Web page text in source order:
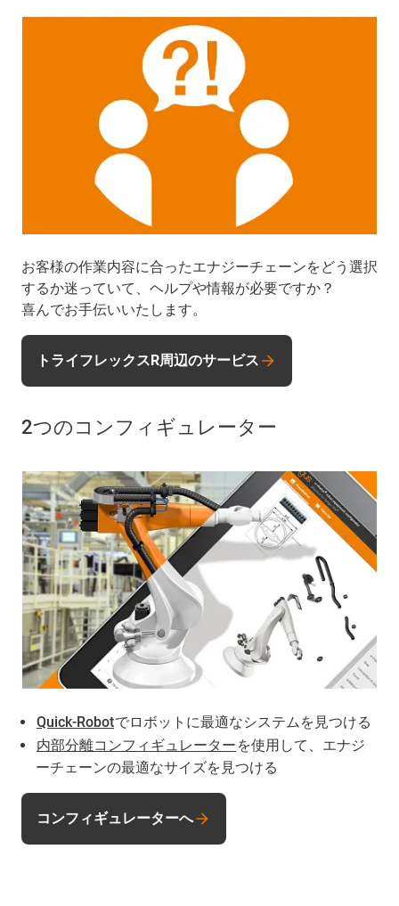
お客様の作業内容に合ったエナジーチェーンをどう選択
するか迷っていて、ヘルプや情報が必要ですか？
喜んでお手伝いいたします。
トライフレックスR周辺のサービス
2つのコンフィギュレーター
Quick-Robotでロボットに最適なシステムを見つける
内部分離コンフィギュレーター を使用して、エナジ
ーチェーンの最適なサイズを見つける
コンフィギュレーターへ